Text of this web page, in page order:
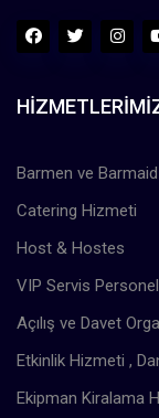
Barmen ve
Catering Hizmeti
Host & Hostes
VIP Servis
Açılış ve Davet
Etkinlik Hizmeti ,
Ekipman Kiralama